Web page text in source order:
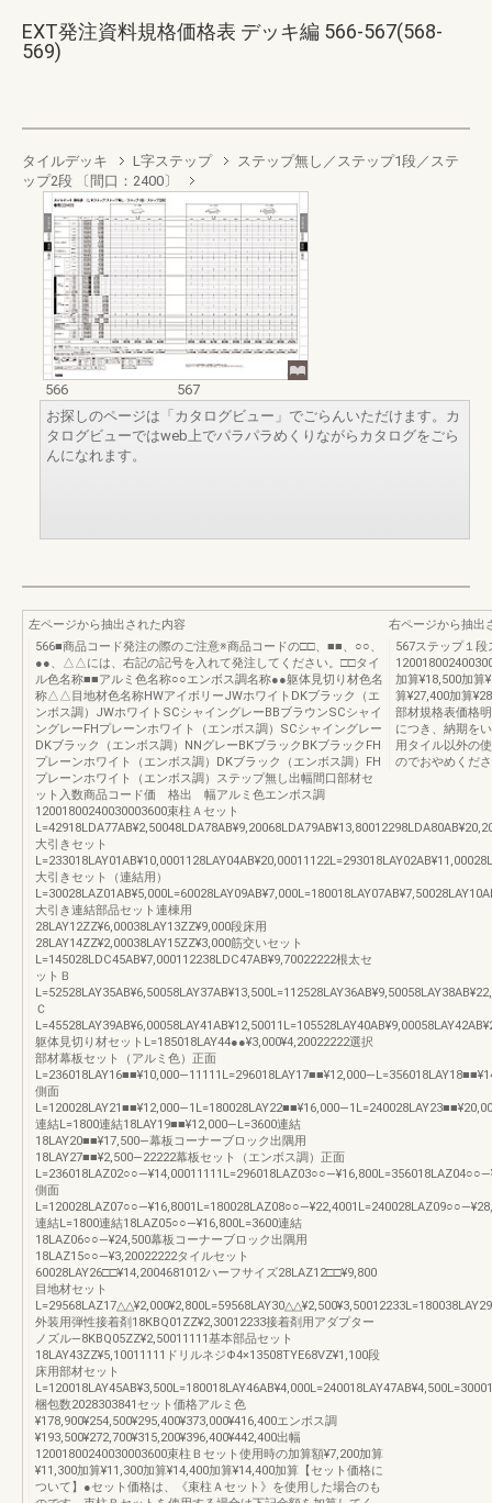
EXT発注資料規格価格表 デッキ編 566-567(568-
569)
タイルデッキ L字ステップ
ステップ無し／ステップ1段／ステ
ップ2段 〔間口：2400〕
566
567
お探しのページは「カタログビュー」でごらんいただけます。カ
タログビューではweb上でパラパラめくりながらカタログをごら
んになれます。
左ページから抽出された内容
566■商品コード発注の際のご注意※商品コードの□□、■■、○○、
●●、△△には、右記の記号を入れて発注してください。□□タイ
ル色名称■■アルミ色名称○○エンボス調名称●●躯体見切り材色名
称△△目地材色名称HWアイボリーJWホワイトDKブラック（エ
ンボス調）JWホワイトSCシャイングレーBBブラウンSCシャイ
ングレーFHプレーンホワイト（エンボス調）SCシャイングレー
DKブラック（エンボス調）NNグレーBKブラックBKブラックFH
プレーンホワイト（エンボス調）DKブラック（エンボス調）FH
プレーンホワイト（エンボス調）ステップ無し出幅間口部材セ
ット入数商品コード価 格出 幅アルミ色エンボス調
12001800240030003600束柱Ａセット
大引きセット
大引きセット（連結用）
大引き連結部品セット連棟用
28LAY12ZZ¥6,00038LAY13ZZ¥9,000段床用
28LAY14ZZ¥2,00038LAY15ZZ¥3,000筋交いセット
L=145028LDC45AB¥7,000112238LDC47AB¥9,70022222根太セ
ットＢ
Ｃ
躯体見切り材セットL=185018LAY44●●¥3,000¥4,20022222選択
部材幕板セット（アルミ色）正面
側面
連結L=1800連結18LAY19■■¥12,000―L=3600連結
18LAY20■■¥17,500―幕板コーナーブロック出隅用
18LAY27■■¥2,500―22222幕板セット（エンボス調）正面
側面
連結L=1800連結18LAZ05○○―¥16,800L=3600連結
18LAZ06○○―¥24,500幕板コーナーブロック出隅用
18LAZ15○○―¥3,20022222タイルセット
60028LAY26□□¥14,2004681012ハーフサイズ28LAZ12□□¥9,800
目地材セット
外装用弾性接着剤18KBQ01ZZ¥2,30012233接着剤用アダプター
ノズル―8KBQ05ZZ¥2,50011111基本部品セット
18LAY43ZZ¥5,10011111ドリルネジΦ4×13508TYE68VZ¥1,100段
床用部材セット
梱包数2028303841セット価格アルミ色
¥178,900¥254,500¥295,400¥373,000¥416,400エンボス調
¥193,500¥272,700¥315,200¥396,400¥442,400出幅
12001800240030003600束柱Ｂセット使用時の加算額¥7,200加算
¥11,300加算¥11,300加算¥14,400加算¥14,400加算【セット価格に
ついて】●セット価格は、《束柱Ａセット》を使用した場合のも
右ページから抽出
567ステップ１
加算¥18,500加算
算¥27,400加算
部材規格表価格
につき、納期を
用タイル以外の
のでおやめくだ